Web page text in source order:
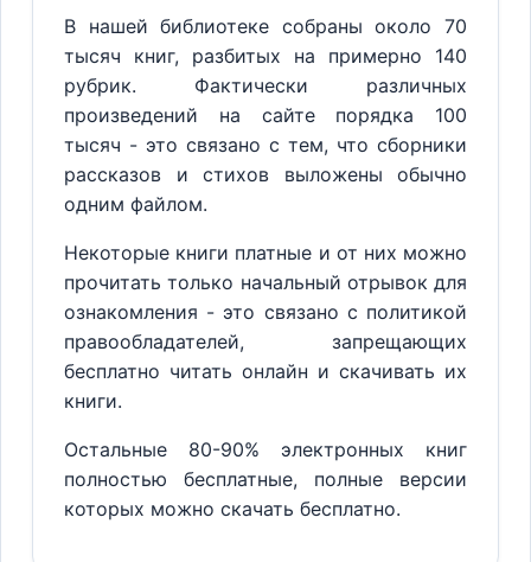
В нашей библиотеке собраны около 70
тысяч книг, разбитых на примерно 140
рубрик. Фактически различных
произведений на сайте порядка 100
тысяч - это связано с тем, что сборники
рассказов и стихов выложены обычно
одним файлом.
Некоторые книги платные и от них можно
прочитать только начальный отрывок для
ознакомления - это связано с политикой
правообладателей, запрещающих
бесплатно читать онлайн и скачивать их
книги.
Остальные 80-90% электронных книг
полностью бесплатные, полные версии
которых можно скачать бесплатно.